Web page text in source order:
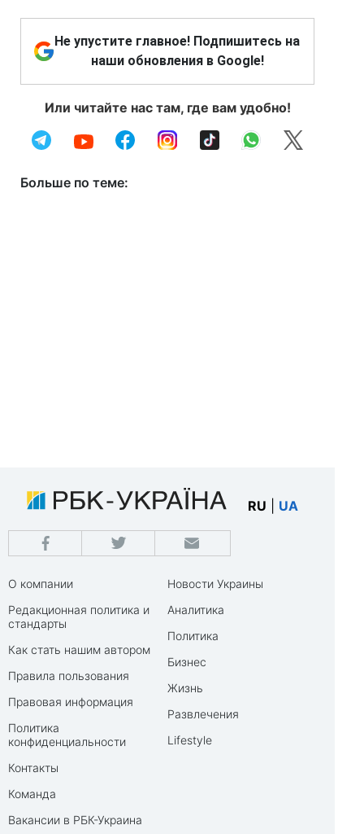
Не упустите главное! Подпишитесь на
наши обновления в Google!
Или читайте нас там, где вам удобно!
Больше по теме:
RU UA
О компании
Редакционная политика и
стандарты
Как стать нашим автором
Правила пользования
Правовая информация
Политика
конфиденциальности
Контакты
Команда
Вакансии в РБК-Украина
Новости Украины
Аналитика
Политика
Бизнес
Жизнь
Развлечения
Lifestyle